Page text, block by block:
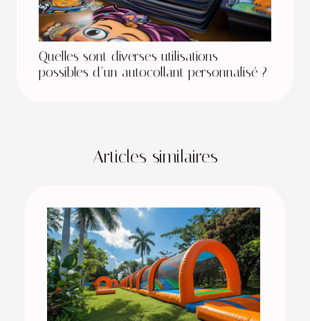
Quelles sont diverses utilisations
possibles d’un autocollant personnalisé ?
Articles similaires